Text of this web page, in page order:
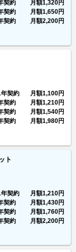
契約 月額1,320円
契約
月額1,650円
契約
月額2,200円
契約 月額1,100円
契約
月額1,210円
契約
月額1,540円
契約
月額1,980円
ト
契約 月額1,210円
契約
月額1,430円
契約
月額1,760円
契約
月額2,200円